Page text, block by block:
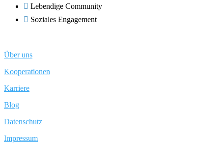
Lebendige Community
Soziales Engagement
Über uns
Kooperationen
Karriere
Blog
Datenschutz
Impressum